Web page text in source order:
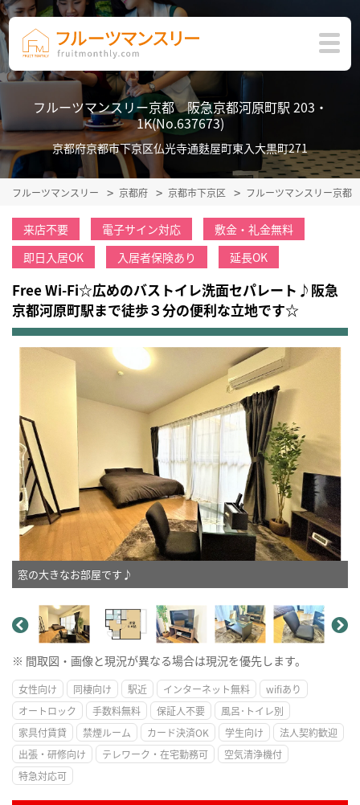
フルーツマンスリー京都 阪急京都河原町駅 203・
1K(No.637673)
京都府京都市下京区仏光寺通麩屋町東入大黒町271
フルーツマンスリー 京都府 京都市下京区 フルーツマンスリー京
来店不要 電子サイン対応
敷金・礼金無料
即日入居OK
入居者保険あり 延長OK
Free Wi-Fi☆広めのバストイレ洗面セパレート♪阪急
京都河原町駅まで徒歩３分の便利な立地です☆
窓の大きなお部屋です♪
※ 間取図・画像と現況が異なる場合は現況を優先します。
女性向け 同棲向け 駅近 インターネット無料
wifiあり
オートロック
手数料無料 保証人不要
風呂･トイレ別
家具付賃貸
禁煙ルーム カード決済OK 学生向け
法人契約歓迎
出張・研修向け
テレワーク・在宅勤務可
空気清浄機付
特急対応可